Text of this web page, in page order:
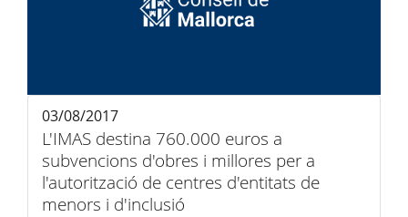
L'IMAS destina 760.000 euros a
subvencions d'obres i millores per a
l'autorització de centres d'entitats de
menors i d'inclusió
03/08/2017